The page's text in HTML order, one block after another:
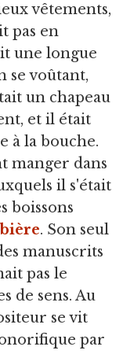
vêtements,
pas en
une longue
se voûtant,
un chapeau
et il était
à la bouche.
manger dans
il s'était
boissons
bière. Son seul
manuscrits
pas le
de sens. Au
se vit
par